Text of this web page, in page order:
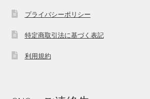
プライバシーポリシー
特定商取引法に基づく表記
利用規約